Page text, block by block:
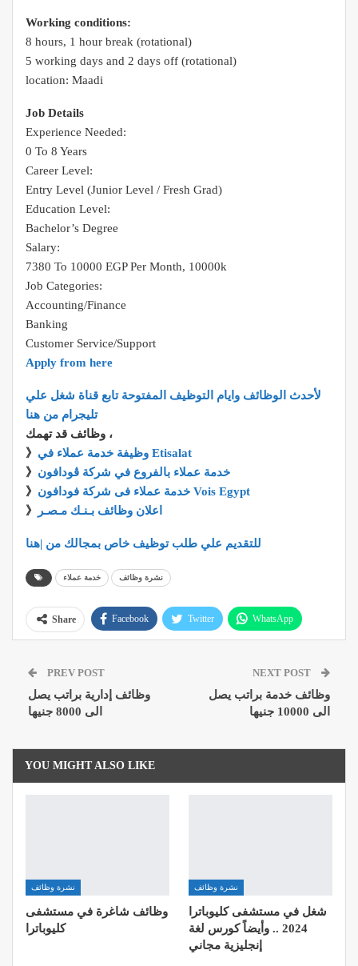
Working conditions:
8 hours, 1 hour break (rotational)
5 working days and 2 days off (rotational)
location: Maadi
Job Details
Experience Needed:
0 To 8 Years
Career Level:
Entry Level (Junior Level / Fresh Grad)
Education Level:
Bachelor’s Degree
Salary:
7380 To 10000 EGP Per Month, 10000k
Job Categories:
Accounting/Finance
Banking
Customer Service/Support
Apply from here
لأحدث الوظائف وايام التوظيف المفتوحة تابع قناة شغل علي
تليجرام من هنا
وظائف قد تهمك ،
》
وظيفة خدمة عملاء في Etisalat
》 خدمة عملاء بالفروع في شركة ڤودافون
》
خدمة عملاء فى شركة فودافون Vois Egypt
》
اعلان وظائف بـنـك مـصـر
للتقديم علي طلب توظيف خاص بمجالك من |هنا
خدمة عملاء نشرة وظائف
Share Facebook Twitter WhatsApp
ReddIt
PREV POST
وظائف إدارية براتب يصل
الى 8000 جنيها
NEXT POST
وظائف خدمة براتب يصل
الى 10000 جنيها
YOU MIGHT ALSO LIKE
نشرة وظائف
وظائف شاغرة في مستشفى
كليوباترا
نشرة وظائف
شغل في مستشفى كليوباترا
2024 .. وأيضاً كورس لغة
إنجليزية مجاني